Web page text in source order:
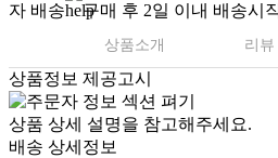
자 배송 구매 후 2일 이내 배송시
상품소개 리뷰
상품정보 제공고시
상품 상세 설명을 참고해주세요.
배송 상세정보